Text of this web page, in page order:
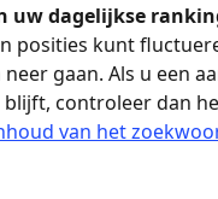
uw dagelijkse
posities kunt
gaan. Als u een
controleer dan
van het